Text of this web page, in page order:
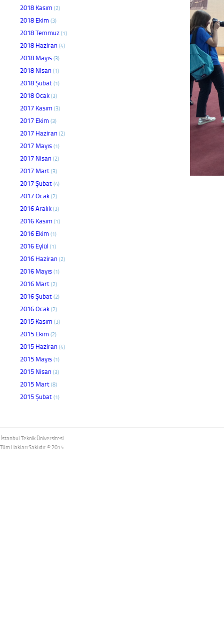
2018 Kasım (2)
2018 Ekim (3)
2018 Temmuz (1)
2018 Haziran (4)
2018 Mayıs (3)
2018 Nisan (1)
2018 Şubat (1)
2018 Ocak (3)
2017 Kasım (3)
2017 Ekim (3)
2017 Haziran (2)
2017 Mayıs (1)
2017 Nisan (2)
2017 Mart (3)
2017 Şubat (4)
2017 Ocak (2)
2016 Aralık (3)
2016 Kasım (1)
2016 Ekim (1)
2016 Eylül (1)
2016 Haziran (2)
2016 Mayıs (1)
2016 Mart (2)
2016 Şubat (2)
2016 Ocak (2)
2015 Kasım (3)
2015 Ekim (2)
2015 Haziran (4)
2015 Mayıs (1)
2015 Nisan (3)
2015 Mart (8)
2015 Şubat (1)
İstanbul Teknik Üniversitesi
Tüm Hakları Saklıdır. © 2015